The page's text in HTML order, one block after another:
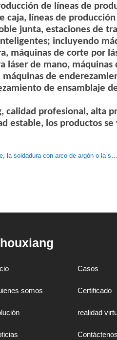
de líneas de
caja, líneas de
junta, estaciones de
incluyendo
máquinas de corte por
láser de mano,
de
de ensamblaje
calidad profesional, alta
estable, los productos
con arco de argón o la soldadura láser?
somos
Casos
Certificado
realidad
Contáctenos